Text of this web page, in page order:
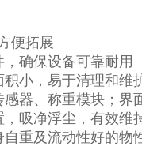
便拓展
确保设备可靠耐用
小，易于清理和维
器、称重模块；界
吸净浮尘，有效维
重及流动性好的